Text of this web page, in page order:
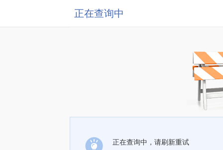
正在查询中
正在查询中，请刷新重试